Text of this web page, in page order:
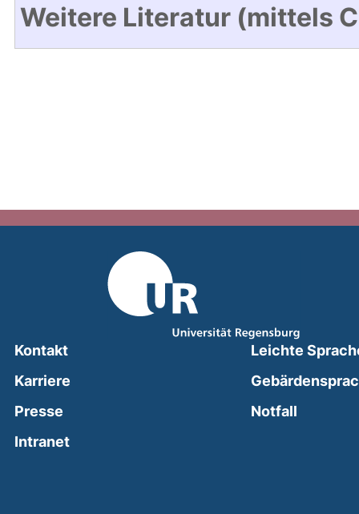
Weitere Literatur (mittels
Kontakt
Karriere
Presse
Intranet(external link, opens in a new window)
Leichte
Notfall